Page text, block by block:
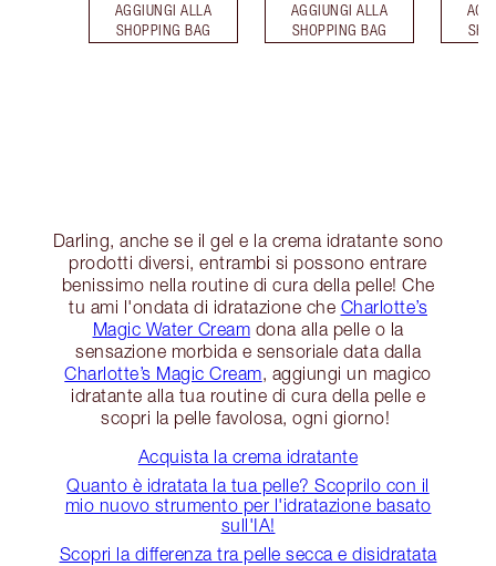
AGGIUNGI ALLA
SHOPPING BAG
AGGIUNGI ALLA
SHOPPING BAG
Darling, anche se il gel e la crema idratante sono
prodotti diversi, entrambi si possono entrare
benissimo nella routine di cura della pelle! Che
tu ami l'ondata di idratazione che Charlotte’s
Magic Water Cream dona alla pelle o la
sensazione morbida e sensoriale data dalla
Charlotte’s Magic Cream, aggiungi un magico
idratante alla tua routine di cura della pelle e
scopri la pelle favolosa, ogni giorno!
Acquista la crema idratante
Quanto è idratata la tua pelle? Scoprilo con il
mio nuovo strumento per l'idratazione basato
sull'IA!
Scopri la differenza tra pelle secca e disidratata